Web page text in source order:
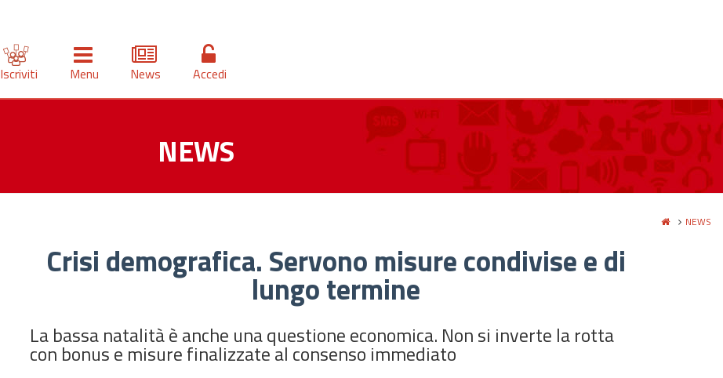
Iscriviti Menu News Accedi
NEWS
NEWS
Crisi demografica. Servono misure condivise e di
lungo termine
La bassa natalità è anche una questione economica. Non si inverte la rotta
con bonus e misure finalizzate al consenso immediato